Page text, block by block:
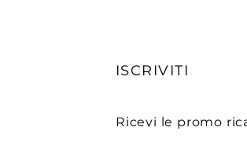
ISCRIVITI
Ricevi le promo